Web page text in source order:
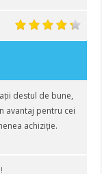
destul de bune,
avantaj pentru cei
achiziție.